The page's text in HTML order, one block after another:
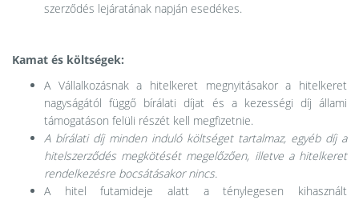
szerződés lejáratának napján esedékes.
Kamat és költségek:
A Vállalkozásnak a hitelkeret megnyitásakor a hitelkeret
nagyságától függő bírálati díjat és a kezességi díj állami
támogatáson felüli részét kell megfizetnie.
A bírálati díj minden induló költséget tartalmaz, egyéb díj a
hitelszerződés megkötését megelőzően, illetve a hitelkeret
rendelkezésre bocsátásakor nincs.
A hitel futamideje alatt a ténylegesen kihasznált